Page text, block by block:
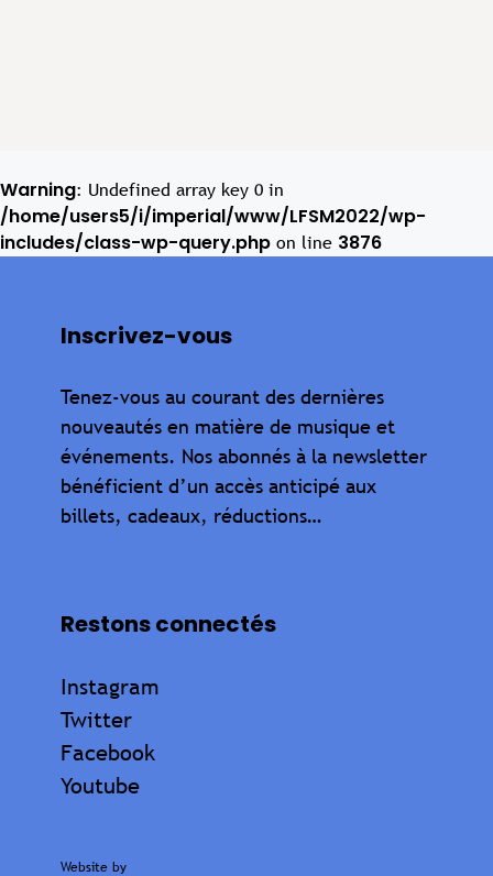
Warning: Undefined array key 0 in
/home/users5/i/imperial/www/LFSM2022/wp-
includes/class-wp-query.php on line 3876
Inscrivez-vous
Tenez-vous au courant des dernières
nouveautés en matière de musique et
événements. Nos abonnés à la newsletter
bénéficient d’un accès anticipé aux
billets, cadeaux, réductions…
Restons connectés
Instagram
Twitter
Facebook
Youtube
Website by